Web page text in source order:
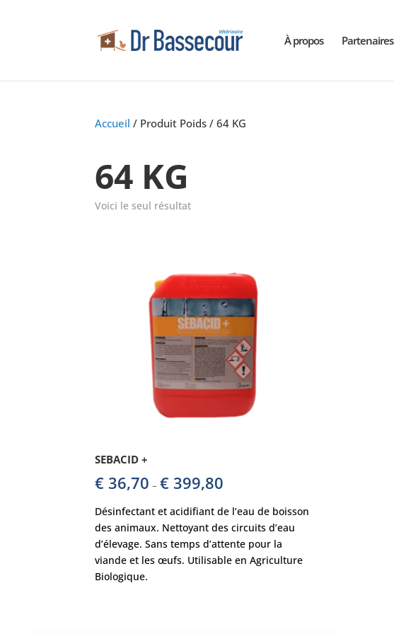
À propos Partenaires
Accueil / Produit Poids / 64 KG
64 KG
Voici le seul résultat
SEBACID +
€ 36,70 –€ 399,80
Désinfectant et acidifiant de l’eau de boisson
des animaux. Nettoyant des circuits d’eau
d’élevage. Sans temps d’attente pour la
viande et les œufs. Utilisable en Agriculture
Biologique.